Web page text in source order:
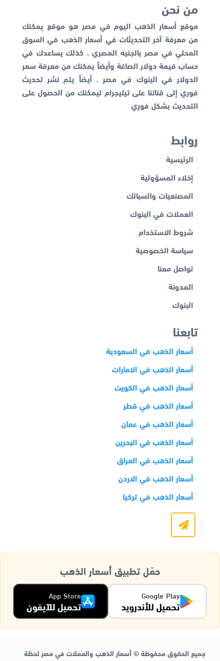
من نحن
موقع أسعار الذهب اليوم في مصر هو موقع يمكنك
من معرفة آخر التحديثات في أسعار الذهب في السوق
المحلي في مصر بالجنيه المصري . كذلك يساعدك في
حساب قيمة دولار الصاغة وأيضاً يمكنك من معرفة سعر
الدولار في البنوك في مصر . أيضاً يتم نشر تحديث
فوري إلى قناتنا على تيليجرام ليمكنك من الحصول على
التحديث بشكل فوري
روابط
الرئيسية
إخلاء المسؤولية
المصنعيات والسبائك
العملات في البنوك
شروط الاستخدام
سياسة الخصوصية
تواصل معنا
المدونة
البنوك
تابعنا
أسعار الذهب في السعودية
أسعار الذهب في الامارات
أسعار الذهب في الكويت
أسعار الذهب في قطر
أسعار الذهب في عمان
أسعار الذهب في البحرين
أسعار الذهب في العراق
أسعار الذهب في الاردن
أسعار الذهب في تركيا
حمّل تطبيق أسعار الذهب
Google Play
تحميل للأندرويد
App Store
تحميل للآيفون
جميع الحقوق محفوظة © أسعار الذهب والعملات في مصر لحظة